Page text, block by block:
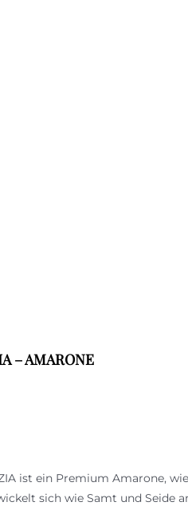
– AMARONE
ist ein Premium Amarone,
sich wie Samt und Seide